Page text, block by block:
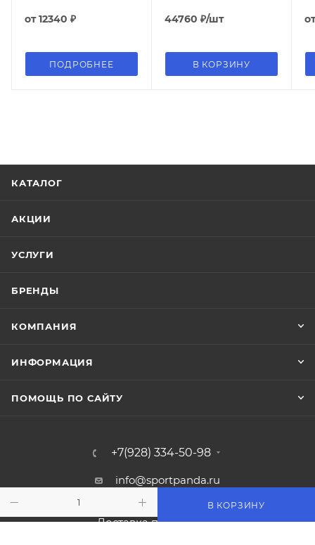
В КОРЗИНУ
турником
от12340 ₽
ПОДРОБНЕЕ
турником
44760 ₽/шт
В КОРЗИНУ
КАТАЛОГ
АКЦИИ
УСЛУГИ
БРЕНДЫ
КОМПАНИЯ
ИНФОРМАЦИЯ
ПОМОЩЬ ПО САЙТУ
+7(928) 334-50-98
info@sportpanda.ru
Краснодар, ул. Бородинская 156/13
Доставка по всей России.